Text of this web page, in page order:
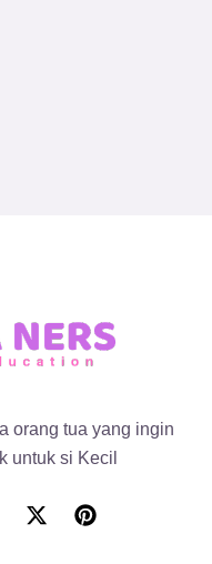
orang tua yang ingin
untuk si Kecil